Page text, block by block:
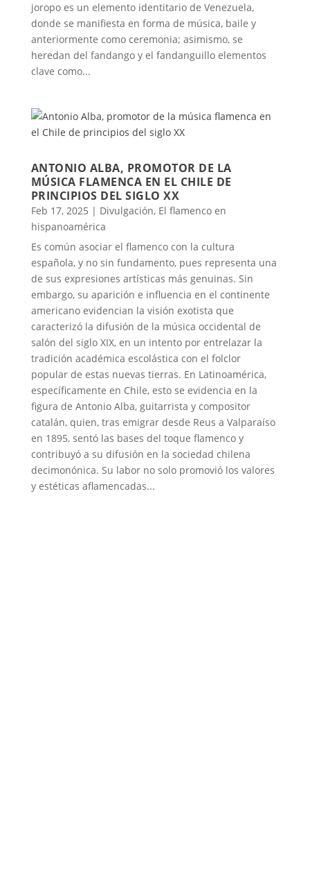
joropo es un elemento identitario de Venezuela,
donde se manifiesta en forma de música, baile y
anteriormente como ceremonia; asimismo, se
heredan del fandango y el fandanguillo elementos
clave como...
ANTONIO ALBA, PROMOTOR DE LA
MÚSICA FLAMENCA EN EL CHILE DE
PRINCIPIOS DEL SIGLO XX
Feb 17, 2025 | Divulgación, El flamenco en
hispanoamérica
Es común asociar el flamenco con la cultura
española, y no sin fundamento, pues representa una
de sus expresiones artísticas más genuinas. Sin
embargo, su aparición e influencia en el continente
americano evidencian la visión exotista que
caracterizó la difusión de la música occidental de
salón del siglo XIX, en un intento por entrelazar la
tradición académica escolástica con el folclor
popular de estas nuevas tierras. En Latinoamérica,
específicamente en Chile, esto se evidencia en la
figura de Antonio Alba, guitarrista y compositor
catalán, quien, tras emigrar desde Reus a Valparaíso
en 1895, sentó las bases del toque flamenco y
contribuyó a su difusión en la sociedad chilena
decimonónica. Su labor no solo promovió los valores
y estéticas aflamencadas...